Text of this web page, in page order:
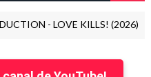
formada por miembros de